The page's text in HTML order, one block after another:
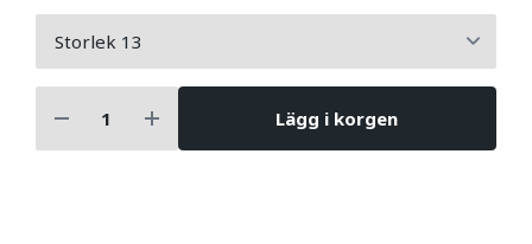
Lägg i korgen